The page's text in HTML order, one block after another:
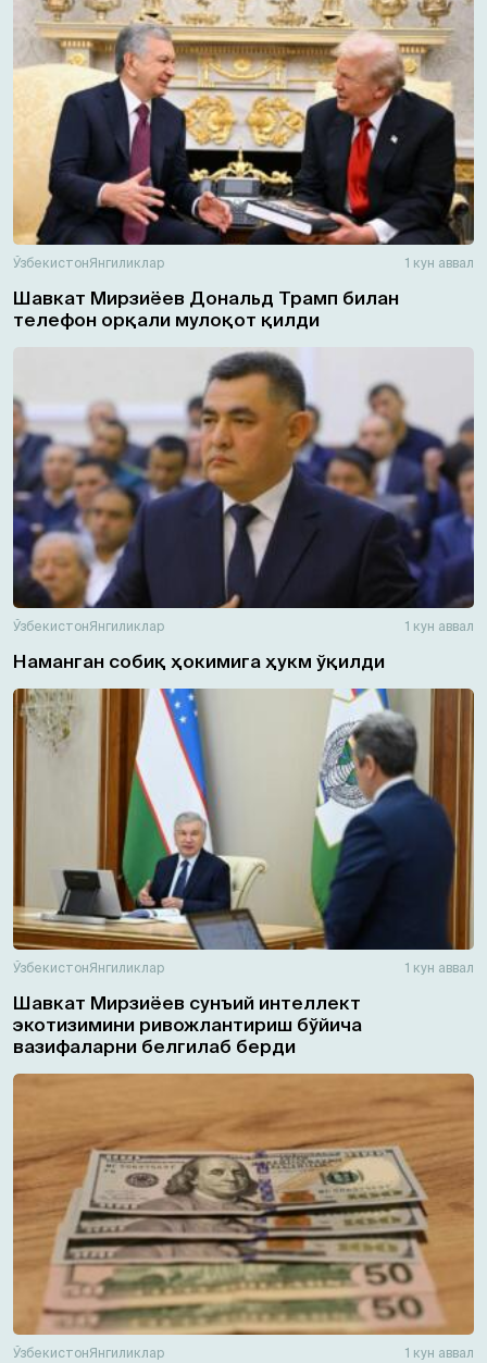
ЎзбекистонЯнгиликлар 1 кун аввал
Шавкат Мирзиёев Дональд Трамп билан
телефон орқали мулоқот қилди
ЎзбекистонЯнгиликлар 1 кун аввал
Наманган собиқ ҳокимига ҳукм ўқилди
ЎзбекистонЯнгиликлар 1 кун аввал
Шавкат Мирзиёев сунъий интеллект
экотизимини ривожлантириш бўйича
вазифаларни белгилаб берди
ЎзбекистонЯнгиликлар 1 кун аввал